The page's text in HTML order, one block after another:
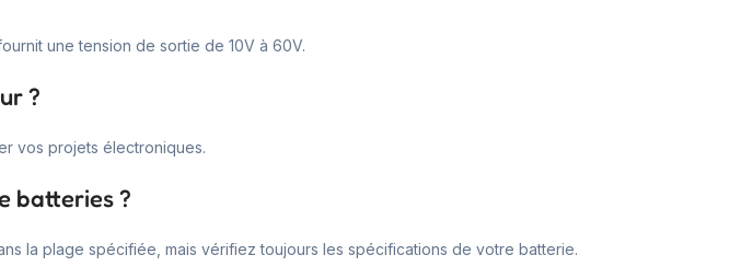
une tension de sortie de 10V à 60V.
?
vos projets électroniques.
batteries ?
la plage spécifiée, mais vérifiez toujours les spécifications de votre batterie.